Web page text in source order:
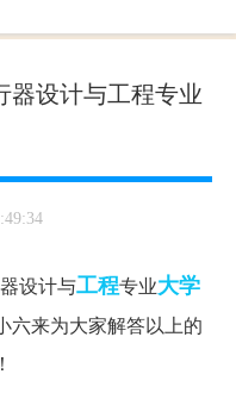
器设计与工程专业
设计与工程专业大学
六来为大家解答以上的